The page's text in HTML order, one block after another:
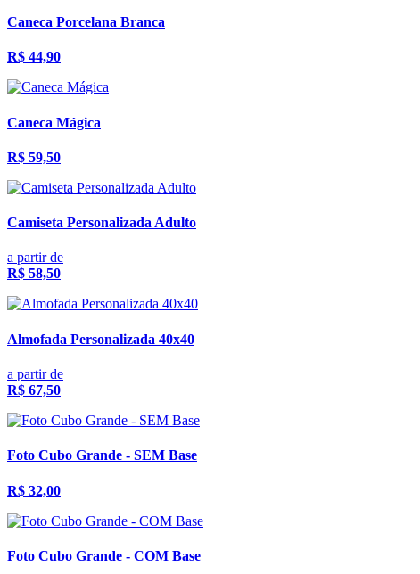
Caneca Porcelana Branca
R$ 44,90
Caneca Mágica
R$ 59,50
Camiseta Personalizada Adulto
a partir de
R$ 58,50
Almofada Personalizada 40x40
a partir de
R$ 67,50
Foto Cubo Grande - SEM Base
R$ 32,00
Foto Cubo Grande - COM Base